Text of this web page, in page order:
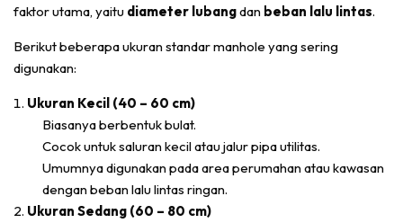
faktor utama, yaitu diameter lubangdan beban lalu lintas.
Berikut beberapa ukuran standar manhole yang sering
digunakan:
Ukuran Kecil (40 – 60 cm)
Biasanya berbentuk bulat.
Cocok untuk saluran kecil atau jalur pipa utilitas.
Umumnya digunakan pada area perumahan atau kawasan
dengan beban lalu lintas ringan.
Ukuran Sedang (60 – 80 cm)